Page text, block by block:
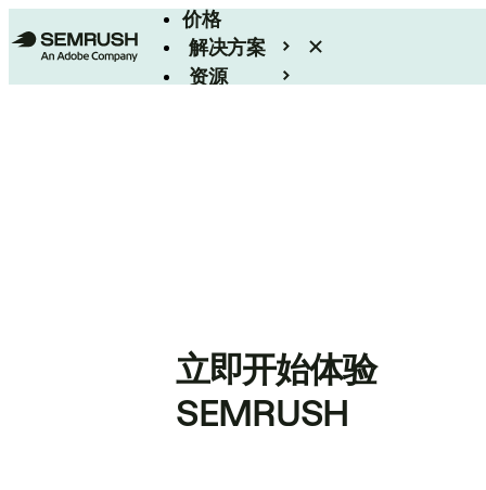
价格
解决方案
资源
立即开始体验
SEMRUSH